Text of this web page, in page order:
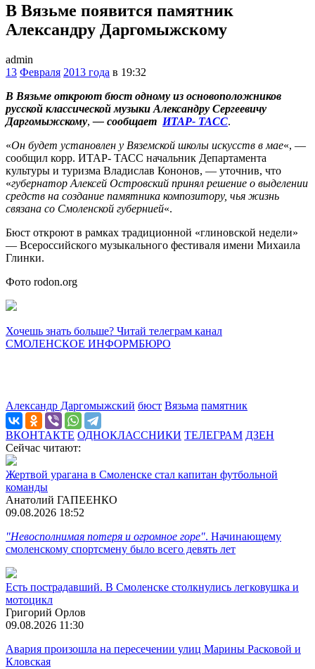
В Вязьме появится памятник
Александру Даргомыжскому
admin
13 Февраля 2013 года в 19:32
В Вязьме откроют бюст одному из основоположников
русской классической музыки Александру Сергеевичу
Даргомыжскому,— сообщает ИТАР- ТАСС.
«Он будет установлен у Вяземской школы искусств в мае«, —
сообщил корр. ИТАР- ТАСС начальник Департамента
культуры и туризма Владислав Кононов, — уточнив, что
«губернатор Алексей Островский принял решение о выделении
средств на создание памятника композитору, чья жизнь
связана со Смоленской губернией«.
Бюст откроют в рамках традиционной «глиновской недели»
— Всероссийского музыкального фестиваля имени Михаила
Глинки.
Фото rodon.org
Хочешь знать больше? Читай телеграм канал
СМОЛЕНСКОЕ ИНФОРМБЮРО
Александр Даргомыжский бюст Вязьма памятник
ВКОНТАКТЕ ОДНОКЛАССНИКИ ТЕЛЕГРАМ ДЗЕН
Сейчас читают:
Жертвой урагана в Смоленске стал капитан футбольной
команды
Анатолий ГАПЕЕНКО
09.08.2026 18:52
"Невосполнимая потеря и огромное горе". Начинающему
смоленскому спортсмену было всего девять лет
Есть пострадавший. В Смоленске столкнулись легковушка и
мотоцикл
Григорий Орлов
09.08.2026 11:30
Авария произошла на пересечении улиц Марины Расковой и
Кловская